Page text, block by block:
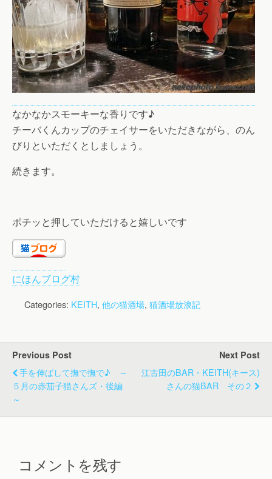
なかなかスモーキーな香りです♪
チーバくんカップのチェイサーをいただきながら、のん
びりといただくとしましょう。
続きます。
ポチッと押していただけると嬉しいです
にほんブログ村
Categories: KEITH, 他の猫酒場, 猫酒場放浪記
Previous Post
手を伸ばして撫で撫で♪ ～
５月の赤茄子猫さんズ・後編
～
Next Post
江古田のBAR・KEITH(キース)
さんの猫BAR その２
コメントを残す